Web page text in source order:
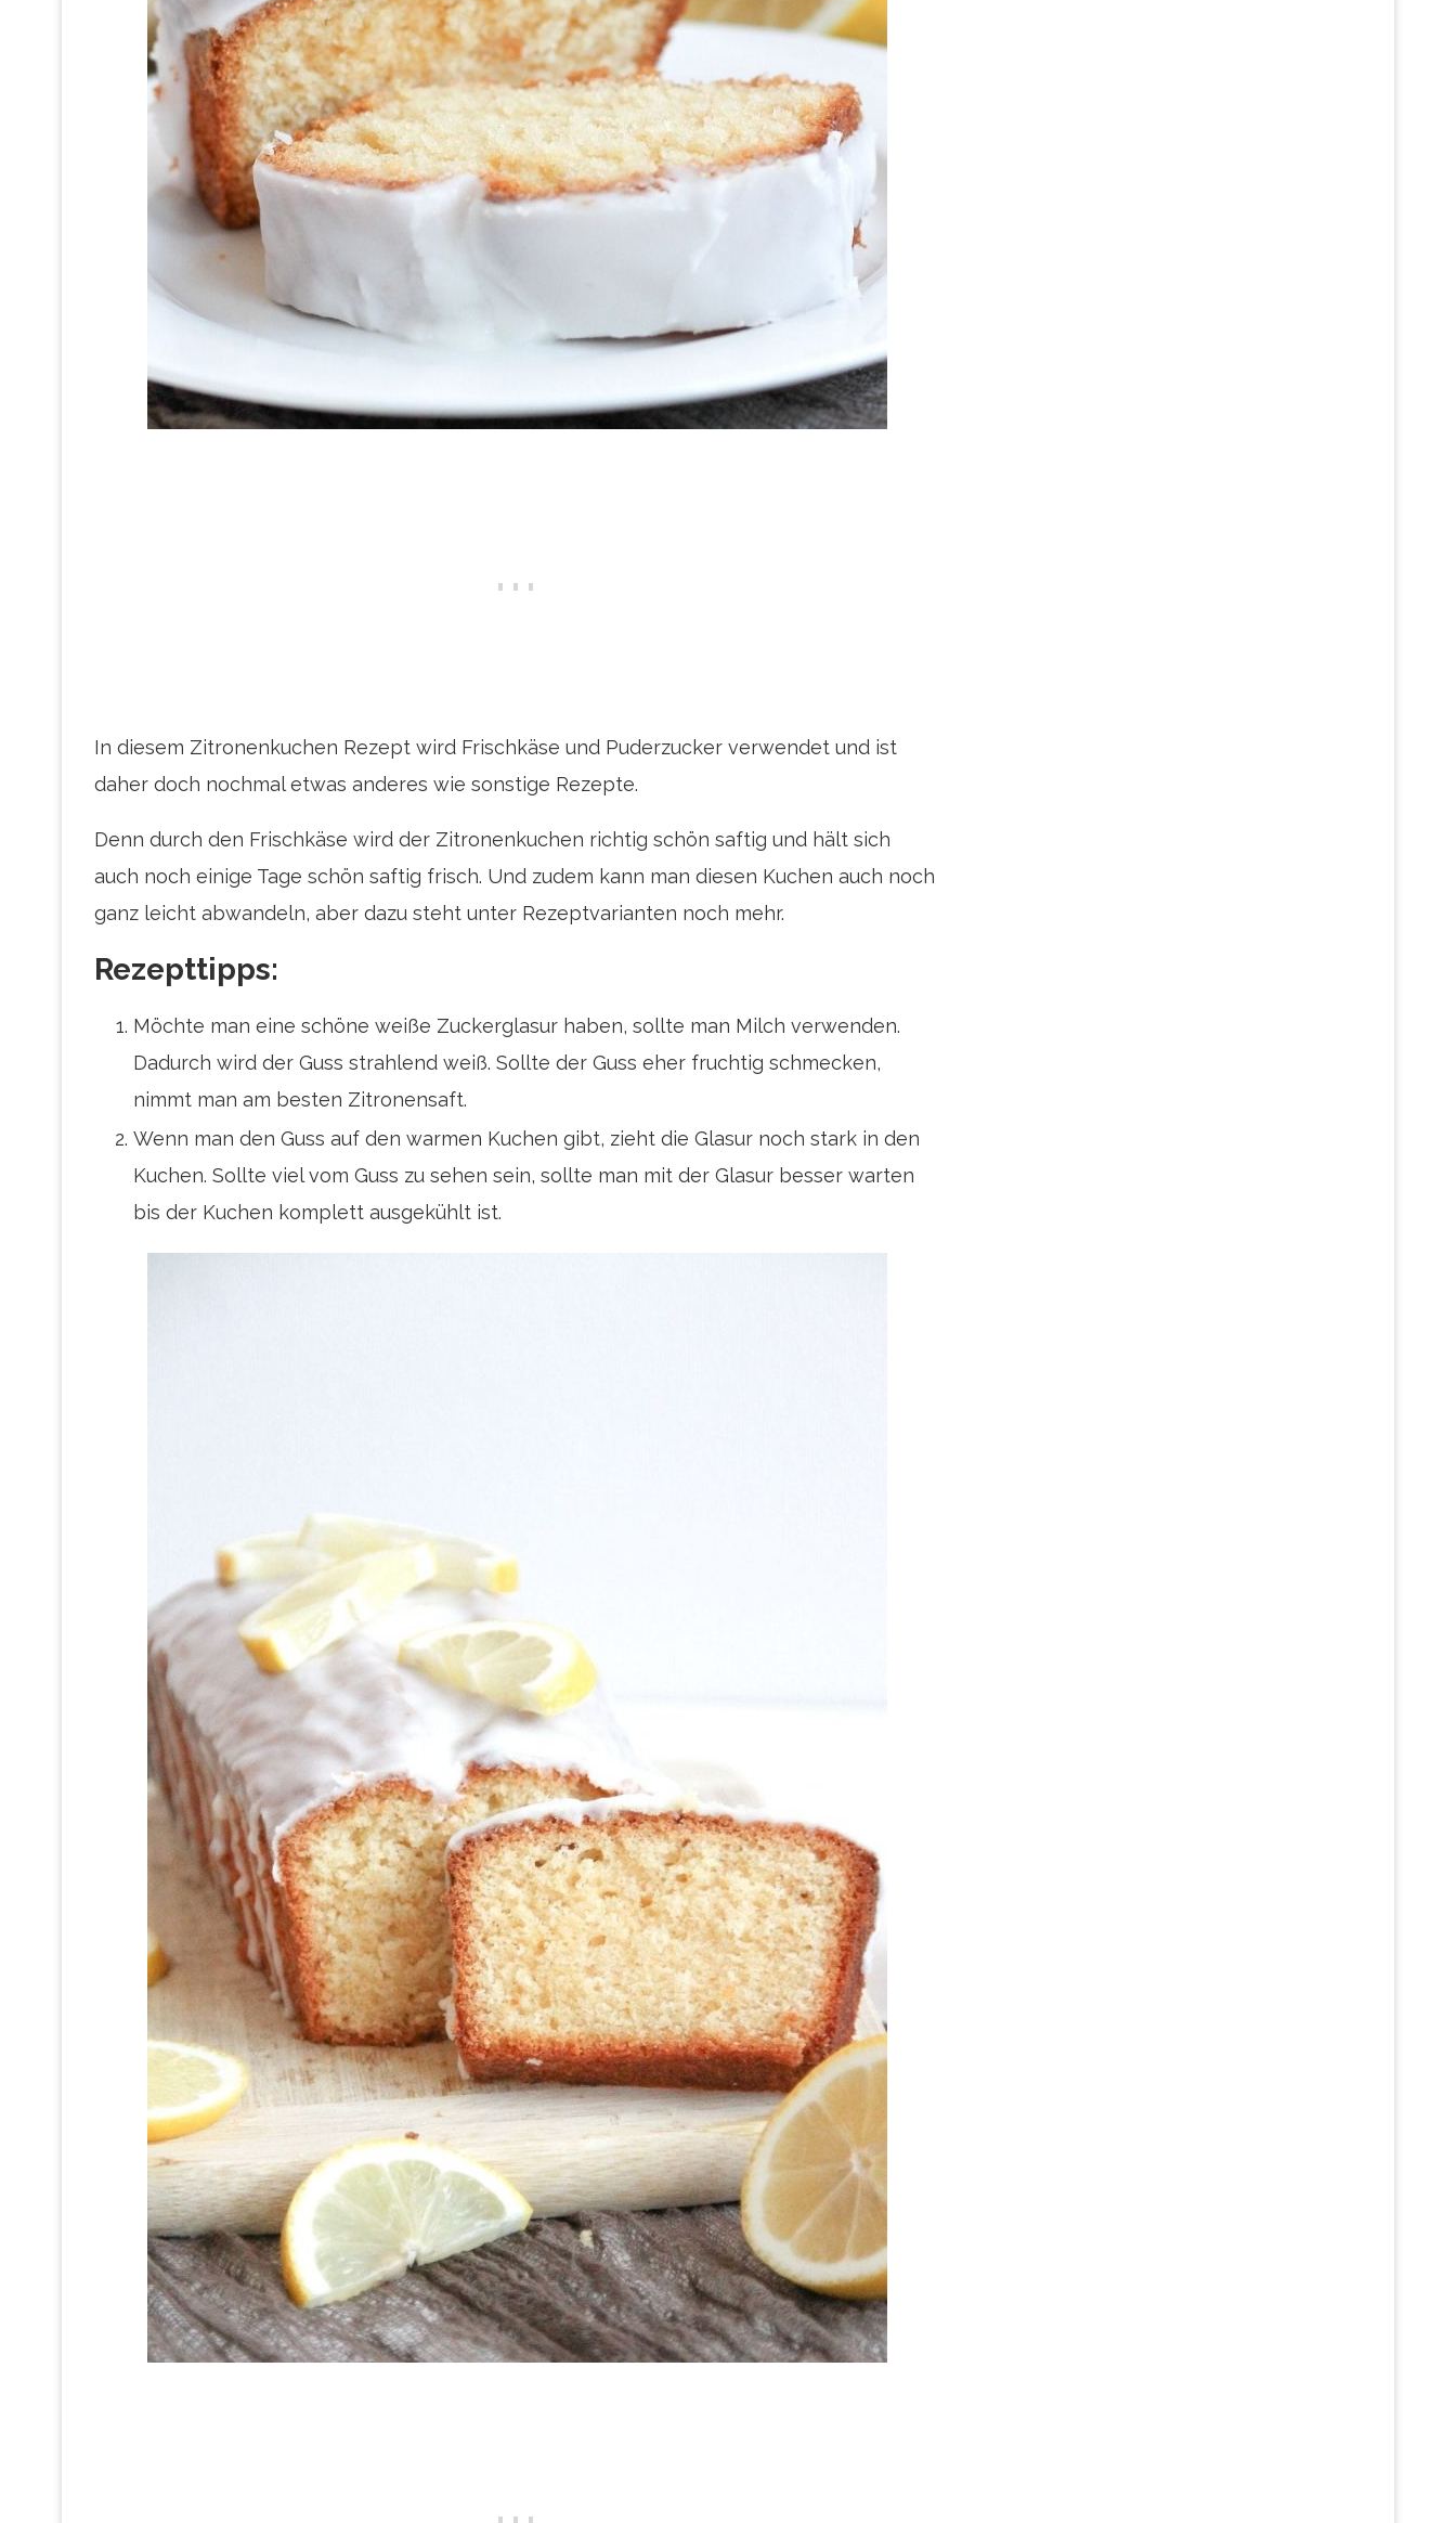
In diesem Zitronenkuchen Rezept wird Frischkäse und Puderzucker verwendet und ist
daher doch nochmal etwas anderes wie sonstige Rezepte.
Denn durch den Frischkäse wird der Zitronenkuchen richtig schön saftig und hält sich
auch noch einige Tage schön saftig frisch. Und zudem kann man diesen Kuchen auch noch
ganz leicht abwandeln, aber dazu steht unter Rezeptvarianten noch mehr.
Rezepttipps:
Möchte man eine schöne weiße Zuckerglasur haben, sollte man Milch verwenden.
Dadurch wird der Guss strahlend weiß. Sollte der Guss eher fruchtig schmecken,
nimmt man am besten Zitronensaft.
Wenn man den Guss auf den warmen Kuchen gibt, zieht die Glasur noch stark in den
Kuchen. Sollte viel vom Guss zu sehen sein, sollte man mit der Glasur besser warten
bis der Kuchen komplett ausgekühlt ist.